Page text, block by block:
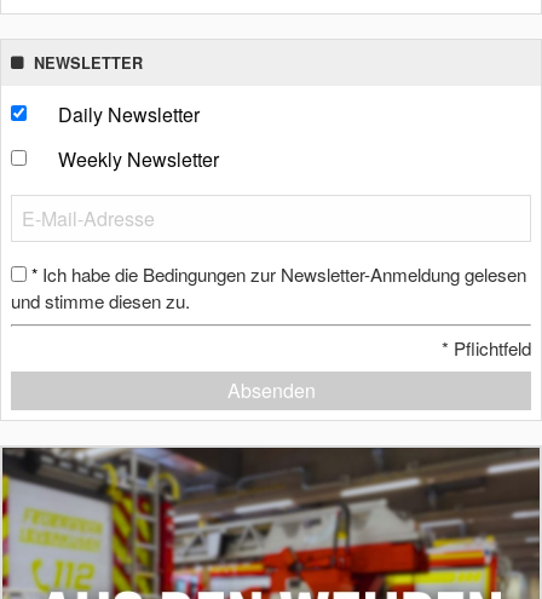
NEWSLETTER
Daily Newsletter
Weekly Newsletter
* Ich habe die Bedingungen zur Newsletter-Anmeldung gelesen
und stimme diesen zu.
* Pflichtfeld
Absenden